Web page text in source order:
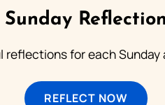
Sunday Reflection
reflections for each Sunday
REFLECT NOW